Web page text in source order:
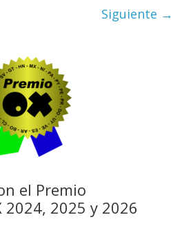
Siguiente →
el Premio
2025 y 2026